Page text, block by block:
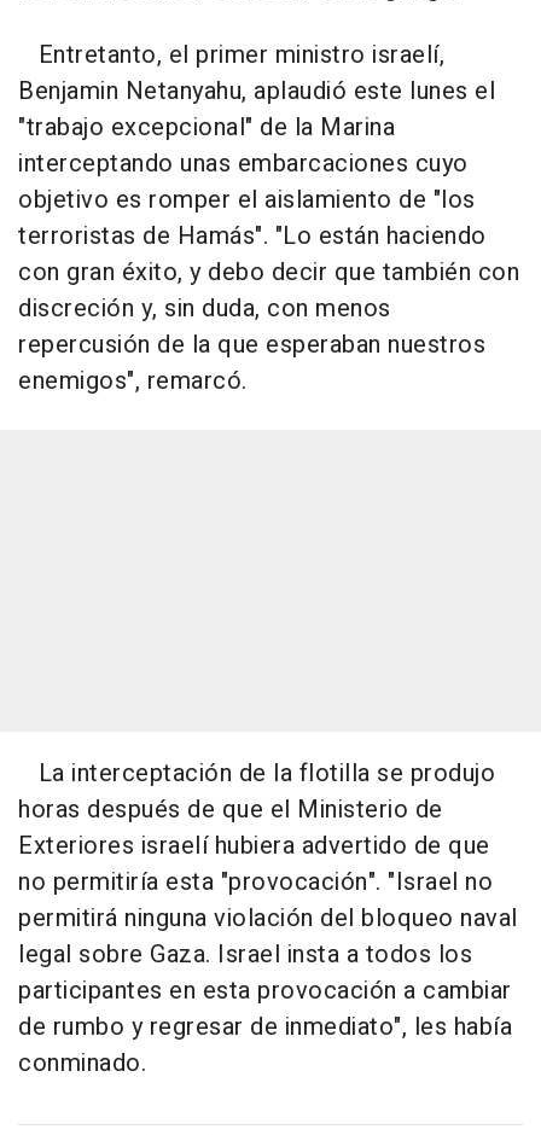
Entretanto, el primer ministro israelí,
Benjamin Netanyahu, aplaudió este lunes el
"trabajo excepcional" de la Marina
interceptando unas embarcaciones cuyo
objetivo es romper el aislamiento de "los
terroristas de Hamás". "Lo están haciendo
con gran éxito, y debo decir que también con
discreción y, sin duda, con menos
repercusión de la que esperaban nuestros
enemigos", remarcó.
La interceptación de la flotilla se produjo
horas después de que el Ministerio de
Exteriores israelí hubiera advertido de que
no permitiría esta "provocación". "Israel no
permitirá ninguna violación del bloqueo naval
legal sobre Gaza. Israel insta a todos los
participantes en esta provocación a cambiar
de rumbo y regresar de inmediato", les había
conminado.